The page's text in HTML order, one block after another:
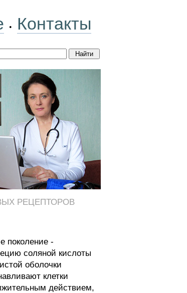
• Контакты
РЕЦЕПТОРОВ
-
соляной кислоты
оболочки
клетки
действием,